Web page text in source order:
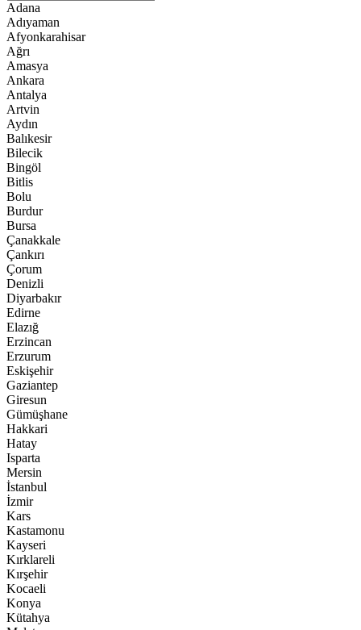
Adana
Adıyaman
Afyonkarahisar
Ağrı
Amasya
Ankara
Antalya
Artvin
Aydın
Balıkesir
Bilecik
Bingöl
Bitlis
Bolu
Burdur
Bursa
Çanakkale
Çankırı
Çorum
Denizli
Diyarbakır
Edirne
Elazığ
Erzincan
Erzurum
Eskişehir
Gaziantep
Giresun
Gümüşhane
Hakkari
Hatay
Isparta
Mersin
İstanbul
İzmir
Kars
Kastamonu
Kayseri
Kırklareli
Kırşehir
Kocaeli
Konya
Kütahya